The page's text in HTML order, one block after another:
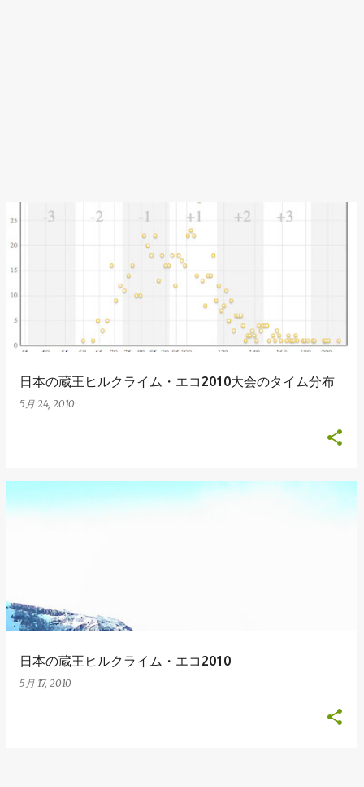
日本の蔵王ヒルクライム・エコ2010大会のタイム分布
5月 24, 2010
日本の蔵王ヒルクライム・エコ2010
5月 17, 2010